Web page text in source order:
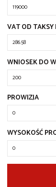
VAT OD TAKSY
WNIOSEK DO
PROWIZJA
WYSOKOŚĆ